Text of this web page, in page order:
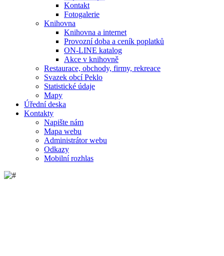
Kontakt
Fotogalerie
Knihovna
Knihovna a internet
Provozní doba a ceník poplatků
ON-LINE katalog
Akce v knihovně
Restaurace, obchody, firmy, rekreace
Svazek obcí Peklo
Statistické údaje
Mapy
Úřední deska
Kontakty
Napište nám
Mapa webu
Administrátor webu
Odkazy
Mobilní rozhlas